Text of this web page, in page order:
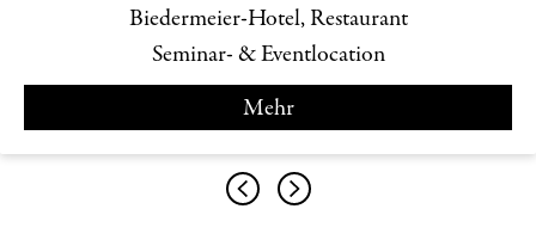
Biedermeier-Hotel, Restaurant
Seminar- & Eventlocation
Mehr